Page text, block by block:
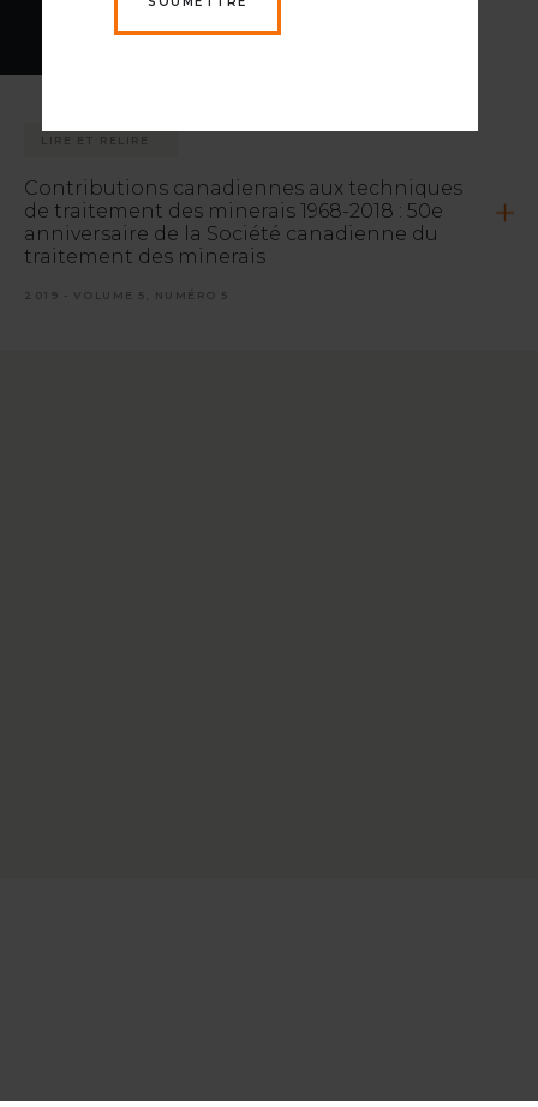
LIRE ET RELIRE
Contributions canadiennes aux techniques
de traitement des minerais 1968-2018 : 50e
anniversaire de la Société canadienne du
traitement des minerais
2019 - VOLUME 5, NUMÉRO 5